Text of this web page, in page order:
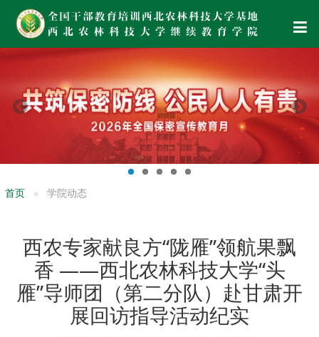
首页 学院动态
西农专家献良方“陇雁”领航果飘
香 ——西北农林科技大学“头
雁”导师团（第二分队）赴甘肃开
展回访指导活动纪实